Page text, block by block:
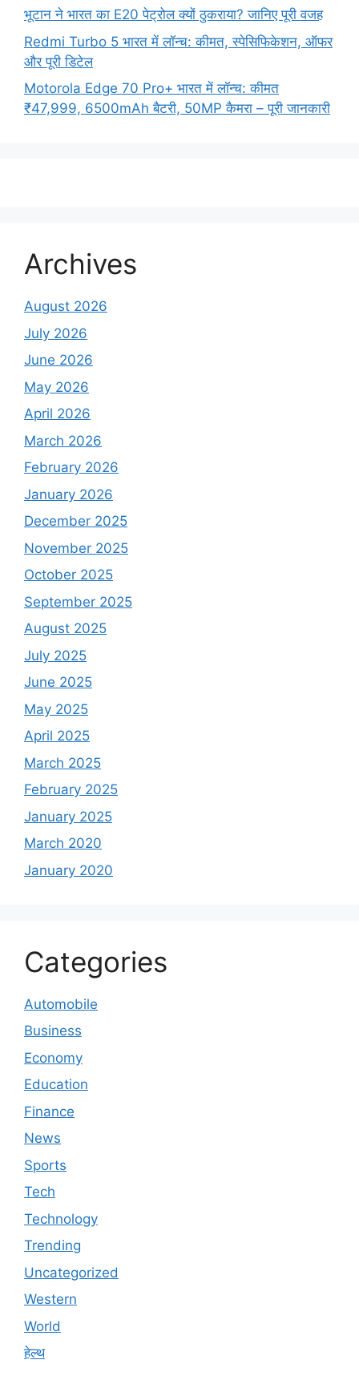
भूटान ने भारत का E20 पेट्रोल क्यों ठुकराया? जानिए पूरी वजह
Redmi Turbo 5 भारत में लॉन्च: कीमत, स्पेसिफिकेशन, ऑफर
और पूरी डिटेल
Motorola Edge 70 Pro+ भारत में लॉन्च: कीमत
₹47,999, 6500mAh बैटरी, 50MP कैमरा – पूरी जानकारी
Archives
August 2026
July 2026
June 2026
May 2026
April 2026
March 2026
February 2026
January 2026
December 2025
November 2025
October 2025
September 2025
August 2025
July 2025
June 2025
May 2025
April 2025
March 2025
February 2025
January 2025
March 2020
January 2020
Categories
Automobile
Business
Economy
Education
Finance
News
Sports
Tech
Technology
Trending
Uncategorized
Western
World
हेल्थ